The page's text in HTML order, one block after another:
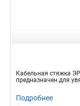
Кабельная стяжка
предназначен для
Подробнее